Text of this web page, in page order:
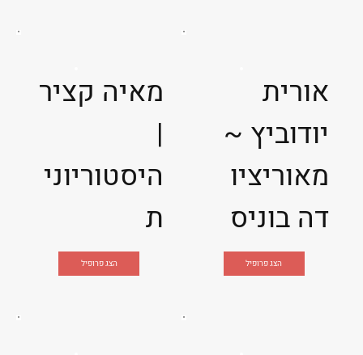
מאיה קציר
|
היסטוריוני
ת
הצג פרופיל
אורית
יודוביץ ~
מאוריציו
דה בוניס
הצג פרופיל